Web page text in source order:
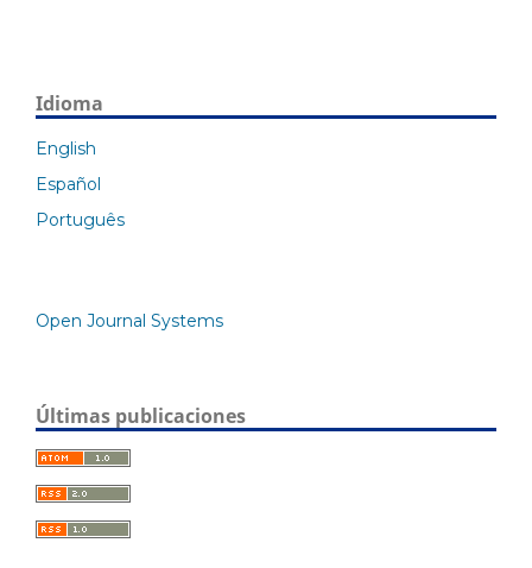
Idioma
English
Español
Português
Open Journal Systems
Últimas publicaciones